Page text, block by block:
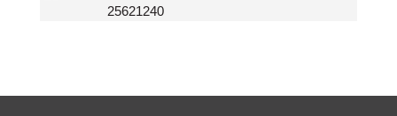
25621240